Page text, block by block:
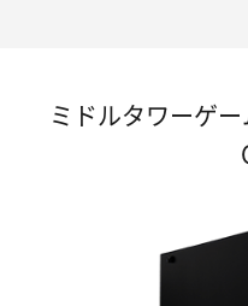
ミドルタワーゲ